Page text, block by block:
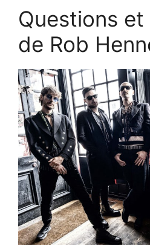
Questions
de Rob